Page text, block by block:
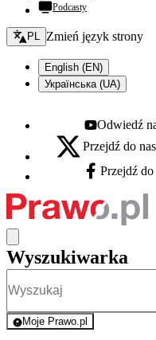
Podcasty
Zmień język - bieżący:
PL Zmień język strony
English (EN)
Українська (UA)
Youtube - otwiera
Odwiedź
X - otwiera się w nowej
Przejdź do
Facebook -
Przejdź
Wyszukiwarka
Moje Prawo.pl
- rejestracja i